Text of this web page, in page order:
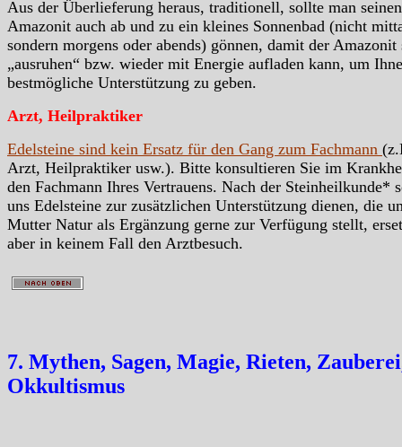
Aus der Überlieferung heraus, traditionell, sollte man seinen
Amazonit auch ab und zu ein kleines Sonnenbad (nicht
sondern morgens oder abends) gönnen, damit der Amazonit
„ausruhen“ bzw. wieder mit Energie aufladen kann, um
bestmögliche Unterstützung zu geben.
Arzt, Heilpraktiker
Edelsteine sind kein Ersatz für den Gang zum Fachmann
Arzt, Heilpraktiker usw.). Bitte konsultieren Sie im
den Fachmann Ihres Vertrauens. Nach der Steinheilkunde*
uns Edelsteine zur zusätzlichen Unterstützung dienen, die
Mutter Natur als Ergänzung gerne zur Verfügung stellt,
aber in keinem Fall den Arztbesuch.
7. Mythen, Sagen, Magie, Rieten,
Okkultismus